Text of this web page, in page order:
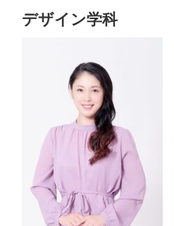
デザイン学科